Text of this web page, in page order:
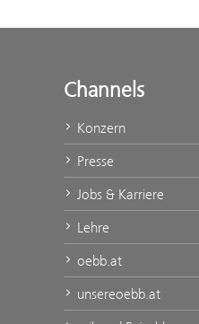
Channels
Konzern
Presse
Jobs & Karriere
Lehre
oebb.at
unsereoebb.at